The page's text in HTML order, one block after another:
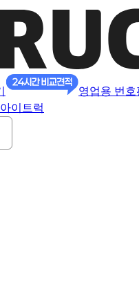
영업용 번호
아이트럭